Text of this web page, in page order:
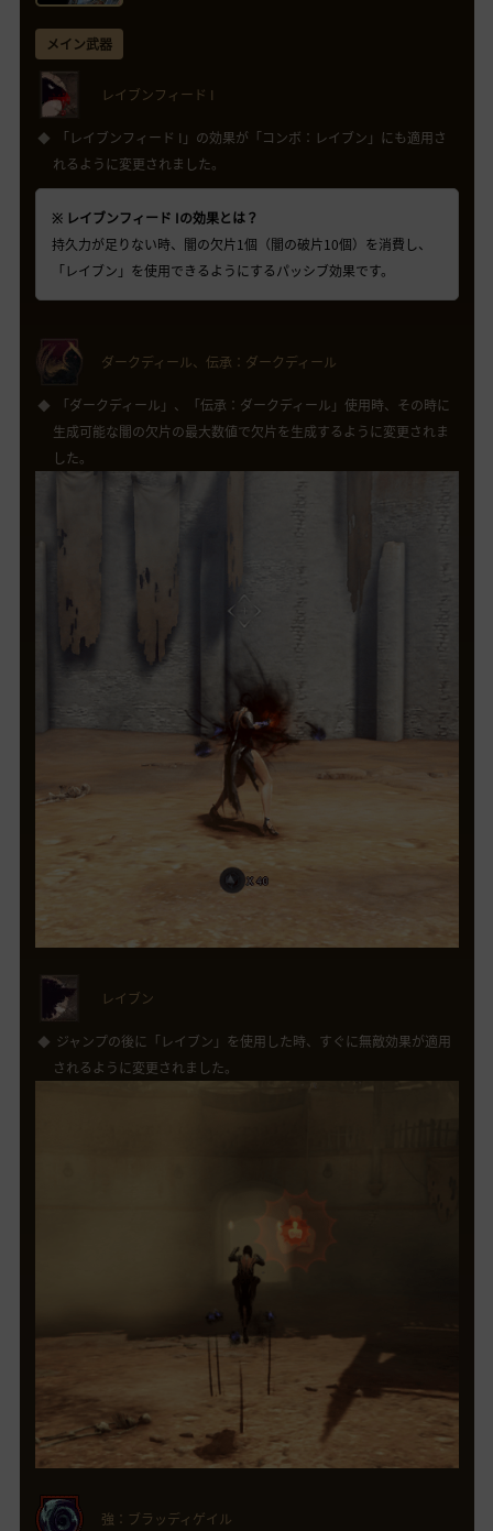
メイン武器
レイブンフィード I
「レイブンフィード I」の効果が「コンボ：レイブン」にも適用さ
れるように変更されました。
※ レイブンフィード Iの効果とは？
持久力が足りない時、闇の欠片1個（闇の破片10個）を消費し、
「レイブン」を使用できるようにするパッシブ効果です。
ダークディール、伝承：ダークディール
「ダークディール」、「伝承：ダークディール」使用時、その時に
生成可能な闇の欠片の最大数値で欠片を生成するように変更されま
した。
レイブン
ジャンプの後に「レイブン」を使用した時、すぐに無敵効果が適用
されるように変更されました。
強：ブラッディゲイル